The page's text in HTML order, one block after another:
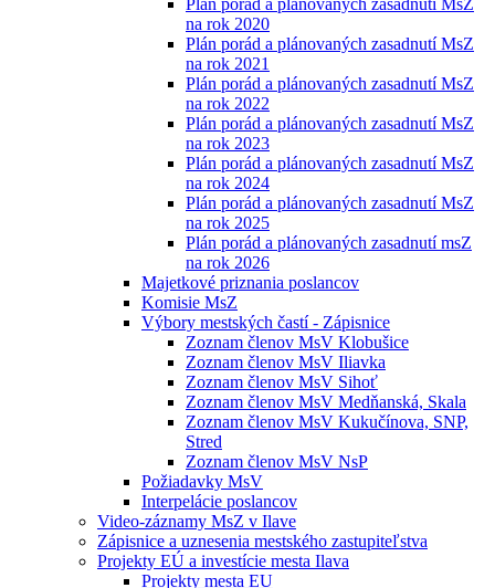
Plán porád a plánovaných zasadnutí MsZ
na rok 2020
Plán porád a plánovaných zasadnutí MsZ
na rok 2021
Plán porád a plánovaných zasadnutí MsZ
na rok 2022
Plán porád a plánovaných zasadnutí MsZ
na rok 2023
Plán porád a plánovaných zasadnutí MsZ
na rok 2024
Plán porád a plánovaných zasadnutí MsZ
na rok 2025
Plán porád a plánovaných zasadnutí msZ
na rok 2026
Majetkové priznania poslancov
Komisie MsZ
Výbory mestských častí - Zápisnice
Zoznam členov MsV Klobušice
Zoznam členov MsV Iliavka
Zoznam členov MsV Sihoť
Zoznam členov MsV Medňanská, Skala
Zoznam členov MsV Kukučínova, SNP,
Stred
Zoznam členov MsV NsP
Požiadavky MsV
Interpelácie poslancov
Video-záznamy MsZ v Ilave
Zápisnice a uznesenia mestského zastupiteľstva
Projekty EÚ a investície mesta Ilava
Projekty mesta EU